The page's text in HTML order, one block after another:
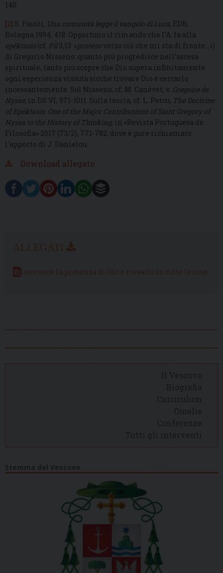
140.
[2] S. Fausti, Una comunità legge il vangelo di Luca, EDB,
Bologna 1994, 418. Opportuno il rimando che l’A. fa alla
epéktasis (cf. Fil3,13: « proteso verso ciò che mi sta di fronte…»)
di Gregorio Nisseno: quanto più progredisce nell’ascesa
spirituale, tanto più scopre che Dio supera infinitamente
ogni esperienza vissuta sicché trovare Dio è cercarlo
incessantemente. Sul Nisseno, cf. M. Canévet, v. Gregoire de
Nysse, in DS VI, 971-1011. Sulla teoria, cf. L. Petcu, The Doctrine
of Epektasis. One of the Major Contributions of Saint Gregory of
Nyssa to the History of Thinking, in «Revista Portuguesa de
Filosofia» 2017 (73/2), 771-782, dove è pure richiamato
l’apporto di J. Danielou.
Download allegato
Discernere la presenza di Dio e trovarlo in tutte le cose